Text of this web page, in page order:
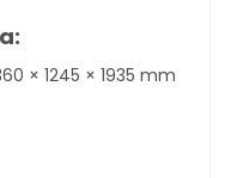
× 1245 × 1935 mm